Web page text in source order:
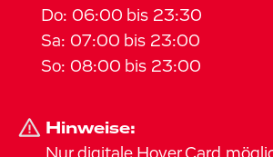
Do: 06:00 bis 23:30
Sa: 07:00 bis 23:00
So: 08:00 bis 23:00
Hinweise: